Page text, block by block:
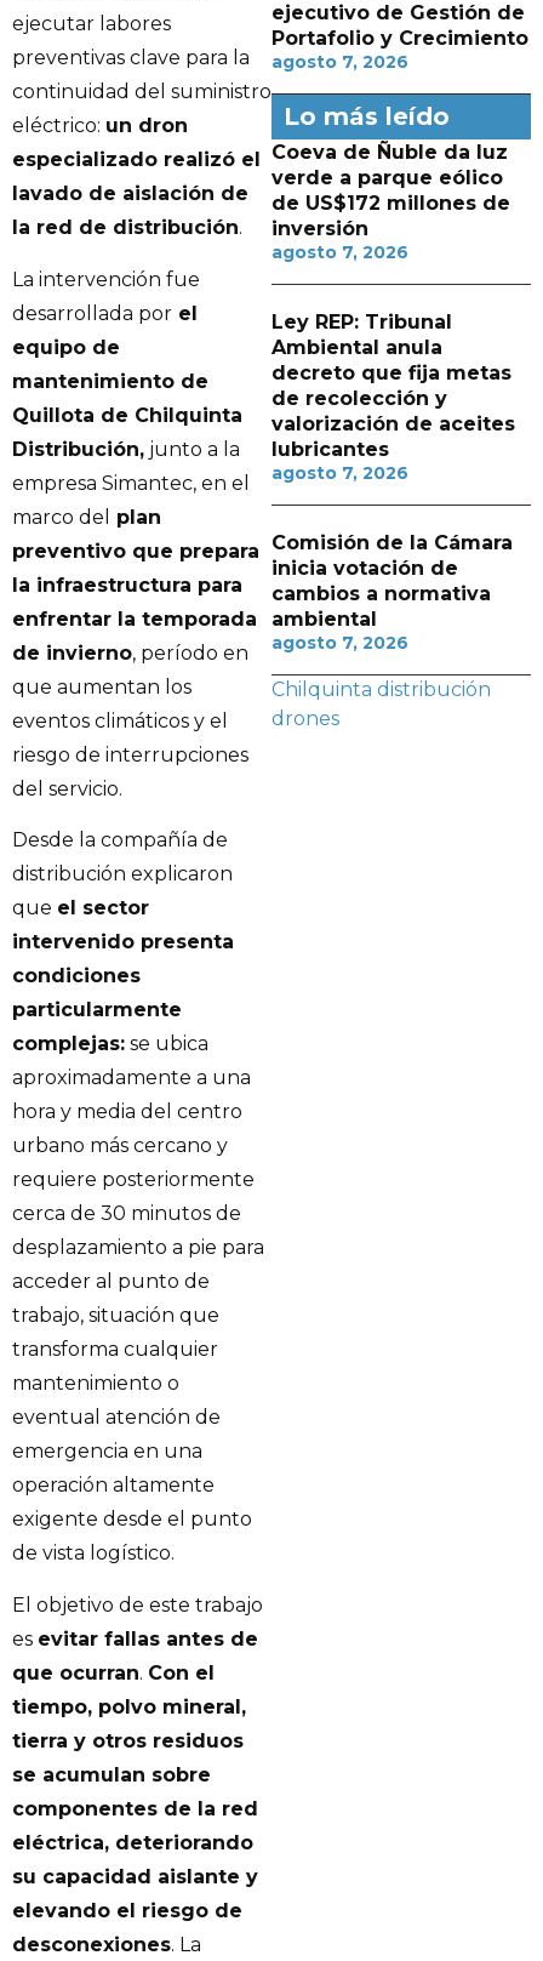
ejecutar labores
preventivas clave para la
continuidad del suministro
eléctrico: un dron
especializado realizó el
lavado de aislación de
la red de distribución.
La intervención fue
desarrollada por el
equipo de
mantenimiento de
Quillota de Chilquinta
Distribución, junto a la
empresa Simantec, en el
marco del
plan
preventivo que prepara
la infraestructura para
enfrentar la temporada
de invierno, período en
que aumentan los
eventos climáticos y el
riesgo de interrupciones
del servicio.
Desde la compañía de
distribución explicaron
que el sector
intervenido presenta
condiciones
particularmente
complejas: se ubica
aproximadamente a una
hora y media del centro
urbano más cercano y
requiere posteriormente
cerca de 30 minutos de
desplazamiento a pie para
acceder al punto de
trabajo, situación que
transforma cualquier
mantenimiento o
eventual atención de
emergencia en una
operación altamente
exigente desde el punto
de vista logístico.
El objetivo de este trabajo
es evitar fallas antes de
que ocurran. Con el
tiempo, polvo mineral,
tierra y otros residuos
se acumulan sobre
componentes de la red
eléctrica, deteriorando
su capacidad aislante y
elevando el riesgo de
desconexiones. La
ejecutivo de Gestión de
Portafolio y Crecimiento
agosto 7, 2026
Lo más leído
Coeva de Ñuble da luz
verde a parque eólico
de US$172 millones de
inversión
agosto 7, 2026
Ley REP: Tribunal
Ambiental anula
decreto que fija metas
de recolección y
valorización de aceites
lubricantes
agosto 7, 2026
Comisión de la Cámara
inicia votación de
cambios a normativa
ambiental
agosto 7, 2026
Chilquinta distribución
drones